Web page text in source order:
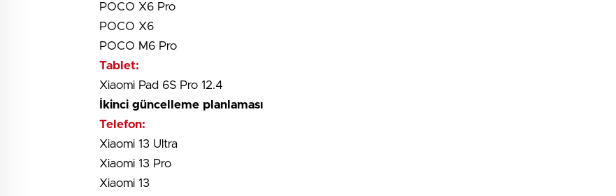
POCO X6 Pro
POCO X6
POCO M6 Pro
Tablet:
Xiaomi Pad 6S Pro 12.4
İkinci güncelleme planlaması
Telefon:
Xiaomi 13 Ultra
Xiaomi 13 Pro
Xiaomi 13